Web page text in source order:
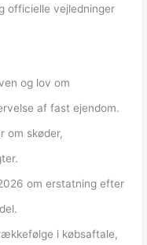
officielle vejledninger
og lov om
af fast ejendom.
om skøder,
om erstatning efter
i købsaftale,